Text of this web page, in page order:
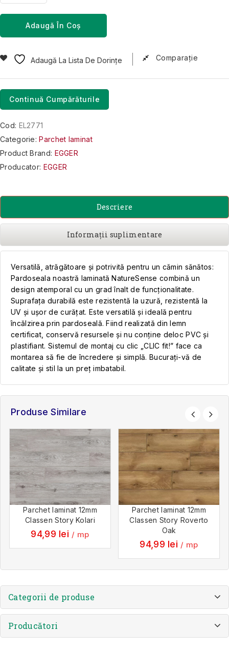
Adaugă În Coș
Adaugă La Lista De Dorințe Comparaţie
Continuă Cumpărăturile
Cod: EL2771
Categorie:Parchet laminat
Product Brand: EGGER
Producator: EGGER
Descriere
Informații suplimentare
Versatilă, atrăgătoare și potrivită pentru un cămin sănătos:
Pardoseala noastră laminată NatureSense combină un
design atemporal cu un grad înalt de funcționalitate.
Suprafața durabilă este rezistentă la uzură, rezistentă la
UV și ușor de curățat. Este versatilă și ideală pentru
încălzirea prin pardoseală. Fiind realizată din lemn
certificat, conservă resursele și nu conține deloc PVC și
plastifiant. Sistemul de montaj cu clic „CLIC fit!” face ca
montarea să fie de încredere și simplă. Bucurați-vă de
calitate și stil la un preț imbatabil.
Produse Similare
Parchet laminat 12mm
Classen Story Kolari
94,99 lei / mp
Parchet laminat 12mm
Classen Story Roverto
Oak
94,99 lei / mp
Categorii de produse
Producători